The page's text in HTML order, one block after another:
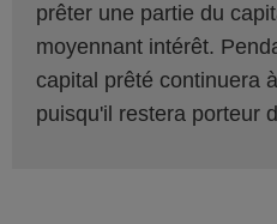
prêter une partie du
moyennant intérêt.
capital prêté continuera
puisqu'il restera porteur